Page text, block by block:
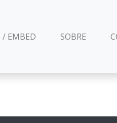
/ EMBED SOBRE